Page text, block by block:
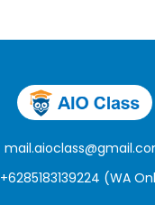
+6285183139224 (WA